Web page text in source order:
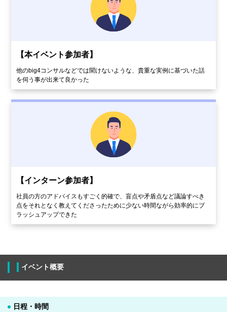
【本イベント参加者】
他のbig4コンサルなどでは聞けないような、貴重な実例に基づいた話
を伺う事が出来て良かった
【インターン参加者】
社員の方のアドバイスもすごく的確で、盲点や矛盾点など議論すべき
点をそれとなく教えてくださったために少ない時間ながら効率的にブ
ラッシュアップできた
イベント概要
日程・時間